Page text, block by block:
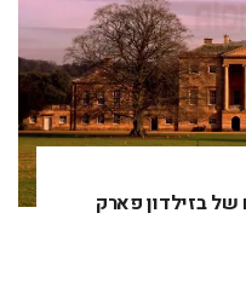
של בזילדון פארק